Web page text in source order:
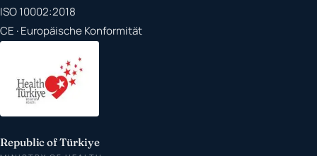
ISO 10002:2018
CE · Europäische Konformität
Republic of Türkiye